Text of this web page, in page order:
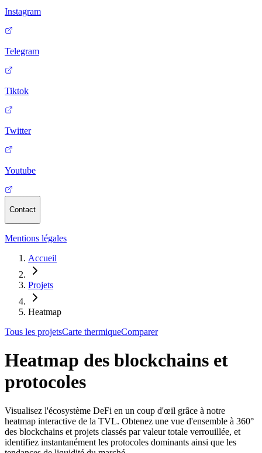
Instagram
Telegram
Tiktok
Twitter
Youtube
Contact
Mentions légales
Accueil
Projets
Heatmap
Tous les projetsCarte thermiqueComparer
Heatmap des blockchains et
protocoles
Visualisez l'écosystème DeFi en un coup d'œil grâce à notre
heatmap interactive de la TVL. Obtenez une vue d'ensemble à 360°
des blockchains et projets classés par valeur totale verrouillée, et
identifiez instantanément les protocoles dominants ainsi que les